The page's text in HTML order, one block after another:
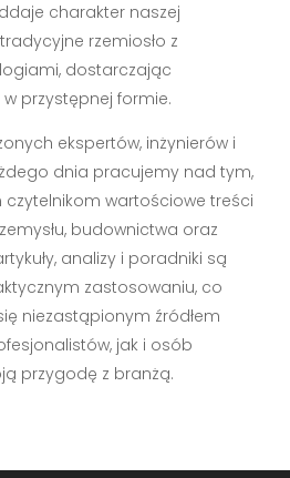
charakter naszej
rzemiosło z
dostarczając
przystępnej formie.
ekspertów, inżynierów i
dnia pracujemy nad tym,
wartościowe treści
budownictwa oraz
analizy i poradniki są
zastosowaniu, co
niezastąpionym źródłem
jak i osób
przygodę z branżą.